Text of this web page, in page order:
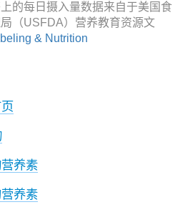
的每日摄入量数据来自于美国食
（USFDA）营养教育资源文
& Nutrition
养素
养素